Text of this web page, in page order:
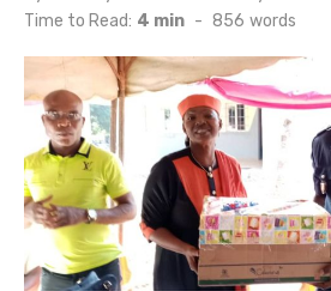
Time to Read: 4 min - 856 words